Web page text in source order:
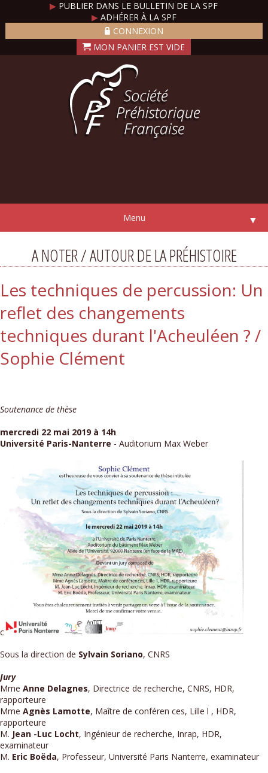
▶ PUBLIER DANS LE BULLETIN DE LA SPF
▶ADHÉRER À LA SPF
CONNEXION
Menu ▼
A NOTER / AUTOUR DE LA PRÉHISTOIRE
Les techniques de percussion: Un
reflet des changements
techniques durant l'Acheuléen ? /
Sophie Clément
Soutenance de thèse
mercredi 22 mai 2019 à 14h
Université Paris-Nanterre - Auditorium Max Weber
c
Sous la direction de Sylvain Soriano, CNRS
Jury
Mme Anne Delagnes, Directrice de recherche, CNRS, HDR,
rapporteure
Mme Agnès Lamotte, Maître de conféren ces, Lille l , HDR,
rapporteure
M. Jean -Luc Locht, Ingénieur de recherche, Inrap, HDR,
examinateur
M. Eric Boëda, Professeur, Université Paris Nanterre, examinateur